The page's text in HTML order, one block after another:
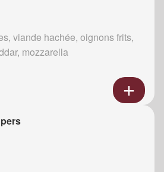
viande hachée, oignons frits,
mozzarella